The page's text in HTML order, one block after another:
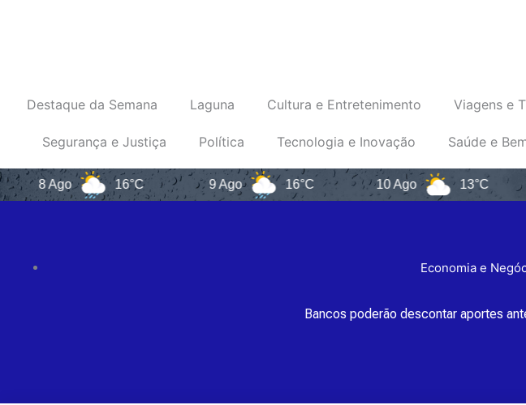
Destaque da Semana Laguna Cultura e Entretenimento Viagens e
Segurança e Justiça Política Tecnologia e Inovação Saúde e
Ago 16°C 9 Ago 16°C 10 Ago 13°C 11
Economia e
Bancos poderão descontar aportes